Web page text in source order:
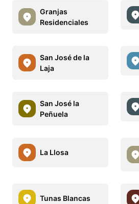
Granjas
Residenciales
San José de la
Laja
San José la
Peñuela
La Llosa
Tunas Blancas